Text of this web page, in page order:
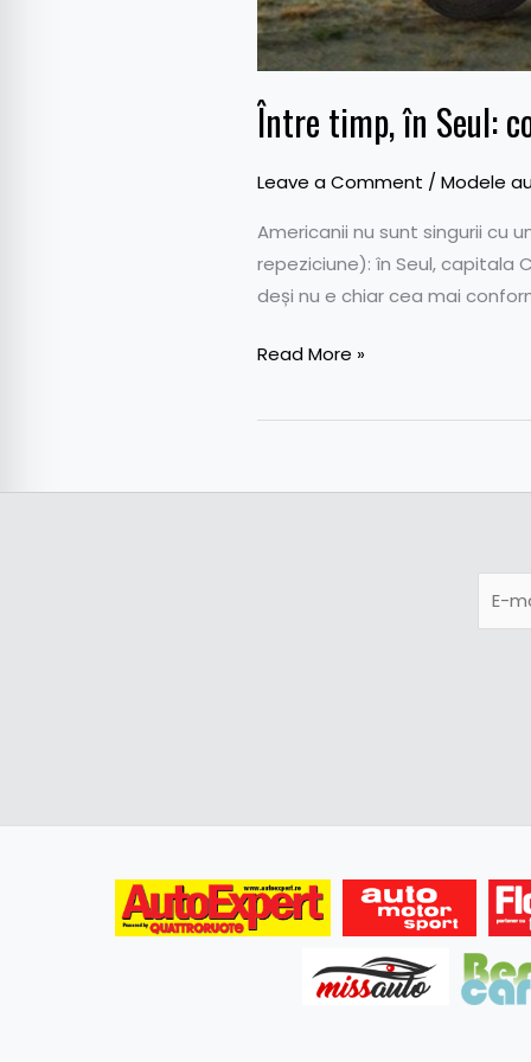
Între timp, în Seul:
Leave a Comment /Modele
Americanii nu sunt singurii cu
repeziciune): în Seul, capitala
deși nu e chiar cea mai
Read More »